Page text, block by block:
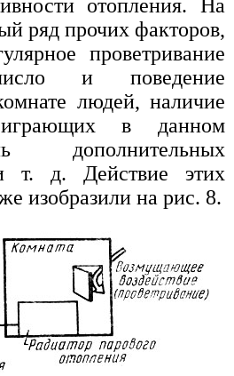
отопления. На
ряд прочих факторов,
проветривание
и поведение
людей, наличие
играющих в данном
дополнительных
и т. д. Действие этих
изобразили на рис. 8.